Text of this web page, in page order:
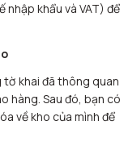
khẩu và VAT) để
tờ khai đã thông quan
hàng. Sau đó, bạn có
về kho của mình để